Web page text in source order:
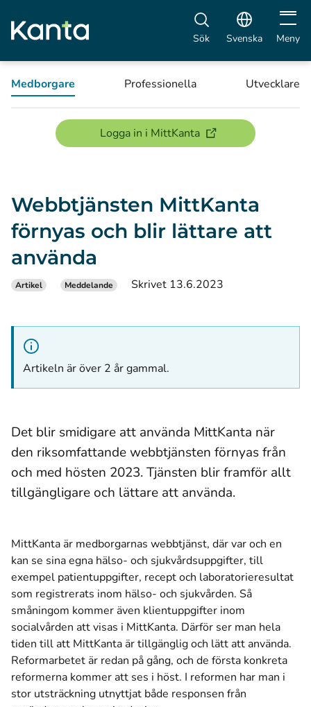
Sök Svenska Öppna
Meny
Medborgare Professionella Utvecklare
Logga in i MittKanta(öppnas i ett nytt
Webbtjänsten MittKanta
förnyas och blir lättare att
använda
Artikel Meddelande Skrivet 13.6.2023
Artikeln är över 2 år gammal.
Det blir smidigare att använda MittKanta när
den riksomfattande webbtjänsten förnyas från
och med hösten 2023. Tjänsten blir framför allt
tillgängligare och lättare att använda.
MittKanta är medborgarnas webbtjänst, där var och en
kan se sina egna hälso- och sjukvårdsuppgifter, till
exempel patientuppgifter, recept och laboratorieresultat
som registrerats inom hälso- och sjukvården. Så
småningom kommer även klientuppgifter inom
socialvården att visas i MittKanta. Därför ser man hela
tiden till att MittKanta är tillgänglig och lätt att använda.
Reformarbetet är redan på gång, och de första konkreta
reformerna kommer att ses i höst. I reformen har man i
stor utsträckning utnyttjat både responsen från